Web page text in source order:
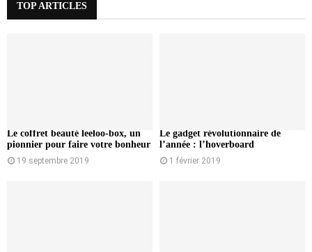
TOP ARTICLES
Le coffret beauté leeloo-box, un
pionnier pour faire votre bonheur
19 septembre 2019
Le gadget révolutionnaire de
l’année : l’hoverboard
1 février 2019